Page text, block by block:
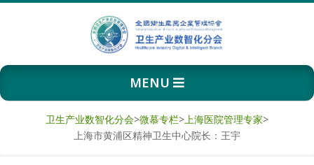
卫
生
产
Primary
Navigation
MENU
卫生产业数智化分会>微慕专栏>上海医院管理专家>
上海市黄浦区精神卫生中心院长：王宇